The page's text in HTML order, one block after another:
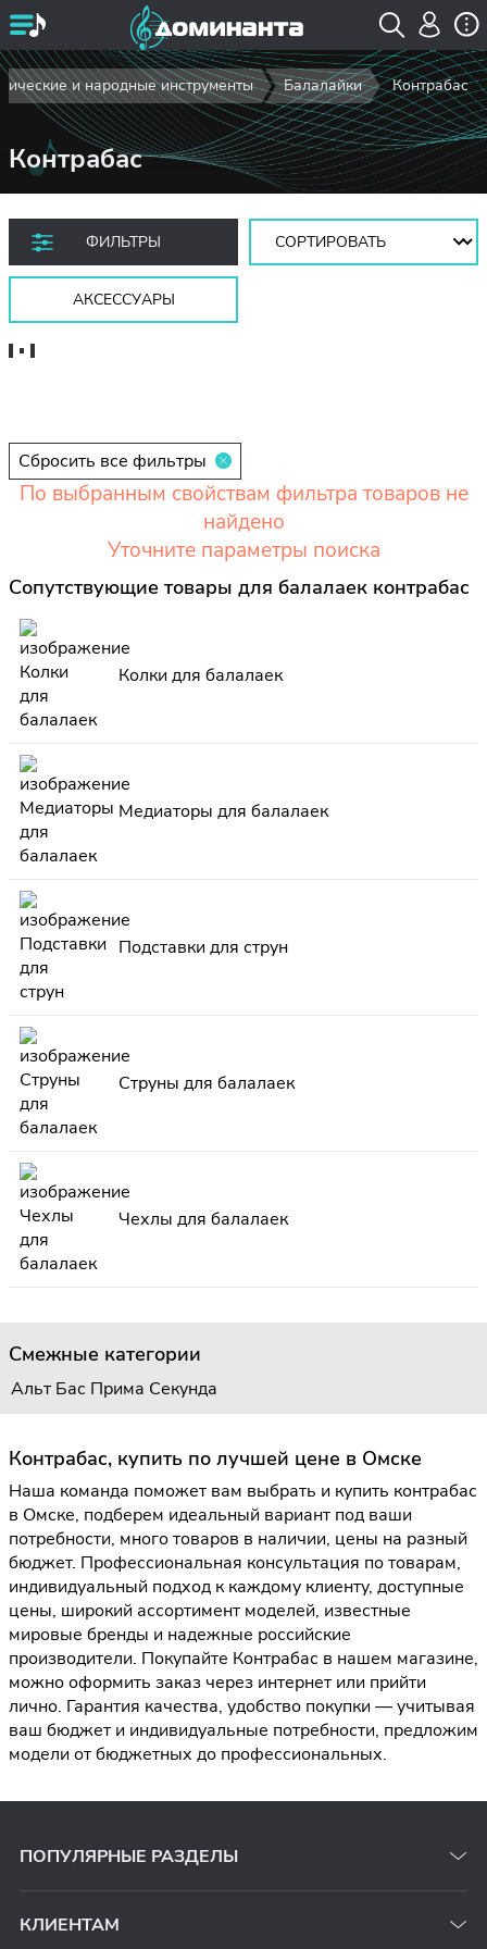
и народные инструменты Балалайки Контрабас
Контрабас
ФИЛЬТРЫ
Сортировать:
АКСЕССУАРЫ
Сбросить все фильтры
По выбранным свойствам фильтра товаров не
найдено
Уточните параметры поиска
Сопутствующие товары для балалаек контрабас
Колки для балалаек
Медиаторы для балалаек
Подставки для струн
Струны для балалаек
Чехлы для балалаек
Смежные категории
Альт Бас Прима Секунда
Контрабас, купить по лучшей цене в Омске
Наша команда поможет вам выбрать и купить контрабас
в Омске, подберем идеальный вариант под ваши
потребности, много товаров в наличии, цены на разный
бюджет. Профессиональная консультация по товарам,
индивидуальный подход к каждому клиенту, доступные
цены, широкий ассортимент моделей, известные
мировые бренды и надежные российские
производители. Покупайте Контрабас в нашем магазине,
можно оформить заказ через интернет или прийти
лично. Гарантия качества, удобство покупки — учитывая
ваш бюджет и индивидуальные потребности, предложим
модели от бюджетных до профессиональных.
ПОПУЛЯРНЫЕ РАЗДЕЛЫ
КЛИЕНТАМ